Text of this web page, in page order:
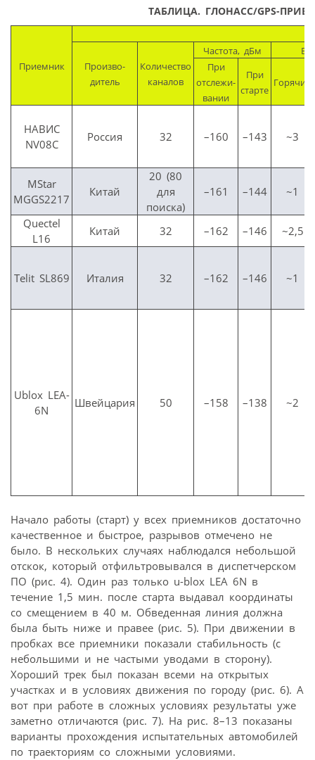
ТАБЛИЦА. ГЛОНАСС/GPS-
Приемник
Произво-
дитель
Количество
каналов
Частота, дБм
При
отслежи-
вании
При
старте
Горячий
НАВИС
NV08C
Россия 32 –160 –143 ~3
MStar
MGGS2217
Китай
20 (80
для
поиска)
–161 –144 ~1
Quectel
L16
Китай 32 –162 –146 ~2,5
Telit SL869 Италия 32 –162 –146 ~1
Ublox LEA-
6N
Швейцария 50 –158 –138 ~2
Начало работы (старт) у всех приемников достаточно
качественное и быстрое, разрывов отмечено не
было. В нескольких случаях наблюдался небольшой
отскок, который отфильтровывался в диспетчерском
ПО (рис. 4). Один раз только u-blox LEA 6N в
течение 1,5 мин. после старта выдавал координаты
со смещением в 40 м. Обведенная линия должна
была быть ниже и правее (рис. 5). При движении в
пробках все приемники показали стабильность (с
небольшими и не частыми уводами в сторону).
Хороший трек был показан всеми на открытых
участках и в условиях движения по городу (рис. 6). А
вот при работе в сложных условиях результаты уже
заметно отличаются (рис. 7). На рис. 8–13 показаны
варианты прохождения испытательных автомобилей
по траекториям со сложными условиями.